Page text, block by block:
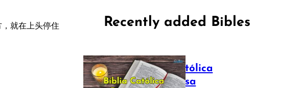
就在上头停住
Recently added Bibles
Bíblia Católica
Portuguesa